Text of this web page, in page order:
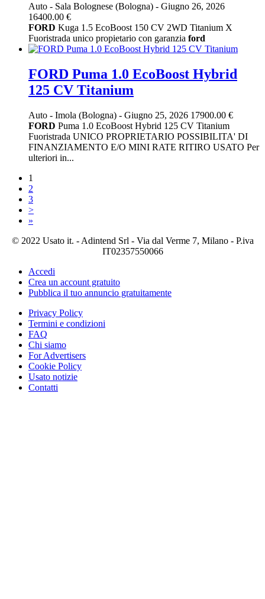
Auto - Sala Bolognese (Bologna) - Giugno 26, 2026
16400.00 €
FORD Kuga 1.5 EcoBoost 150 CV 2WD Titanium X
Fuoristrada unico propietario con garanzia ford
FORD Puma 1.0 EcoBoost Hybrid
125 CV Titanium
Auto - Imola (Bologna) - Giugno 25, 2026 17900.00 €
FORD Puma 1.0 EcoBoost Hybrid 125 CV Titanium
Fuoristrada UNICO PROPRIETARIO POSSIBILITA' DI
FINANZIAMENTO E/O MINI RATE RITIRO USATO Per
ulteriori in...
1
2
3
>
»
© 2022 Usato it. - Adintend Srl - Via dal Verme 7, Milano - P.iva
IT02357550066
Accedi
Crea un account gratuito
Pubblica il tuo annuncio gratuitamente
Privacy Policy
Termini e condizioni
FAQ
Chi siamo
For Advertisers
Cookie Policy
Usato notizie
Contatti